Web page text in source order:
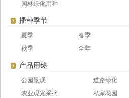
园林绿化用种
播种季节
夏季
春季
秋季
全年
产品用途
公园景观
道路绿化
农业观光采摘
私家花园